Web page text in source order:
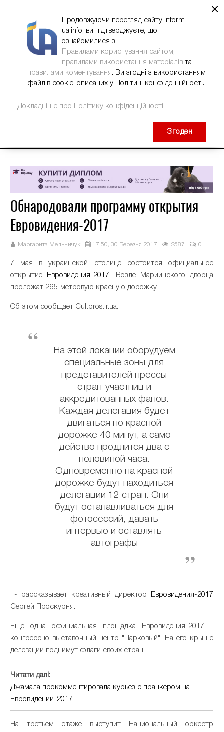
Обнародовали программу открытия
Евровидения-2017
Маргарита Мельничук 17:50, 30 Березня 2017 2587 0
7 мая в украинской столице состоится официальное
открытие
Евровидения-2017 .
Возле Мариинского дворца
проложат 265-метровую красную дорожку.
Об этом сообщает Сultprostir.ua.
На этой локации оборудуем
специальные зоны для
представителей прессы
стран-участниц и
аккредитованных фанов.
Каждая делегация будет
двигаться по красной
дорожке 40 минут, а само
действо продлится два с
половиной часа.
Одновременно на красной
дорожке будут находиться
делегации 12 стран. Они
будут останавливаться для
фотосессий, давать
интервью и оставлять
автографы
- рассказывает креативный директор
Евровидения-2017
Сергей Проскурня.
Еще одна официальная площадка Евровидения-2017 -
конгрессно-выставочный центр "Парковый".
На его крыше
делегации поднимут флаги своих стран.
Читати далі:
Джамала прокомментировала курьез с пранкером на
Евровидении-2017
На третьем этаже выступит Национальный оркестр
×
Продовжуючи перегляд сайту inform-
ua.info, ви підтверджуєте, що
ознайомилися з
Правилами користування сайтом,
правилами використання матеріалів та
правилами коментування. Ви згодні з використанням
файлів cookie, описаних у Політиці конфіденційності.
Докладніше про Політику конфіденційності
Згоден